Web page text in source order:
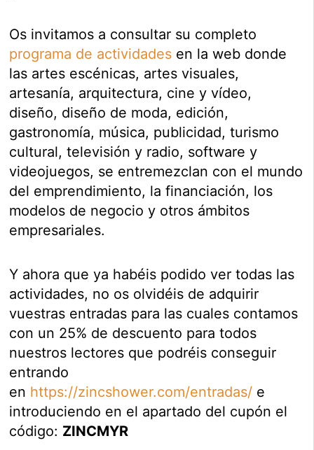
Os invitamos a consultar su completo
programa de actividades en la web donde
las artes escénicas, artes visuales,
artesanía, arquitectura, cine y vídeo,
diseño, diseño de moda, edición,
gastronomía, música, publicidad, turismo
cultural, televisión y radio, software y
videojuegos, se entremezclan con el mundo
del emprendimiento, la financiación, los
modelos de negocio y otros ámbitos
empresariales.
Y ahora que ya habéis podido ver todas las
actividades, no os olvidéis de adquirir
vuestras entradas para las cuales contamos
con un 25% de descuento para todos
nuestros lectores que podréis conseguir
entrando
en https://zincshower.com/entradas/ e
introduciendo en el apartado del cupón el
código: ZINCMYR